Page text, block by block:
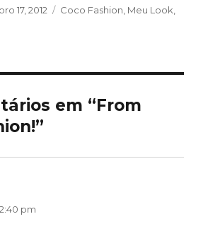
17, 2012 Categorias
Coco Fashion Meu Look
em “From
pm